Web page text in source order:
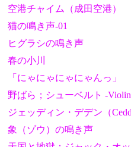
空港チャイム（成田空港）
猫の鳴き声-01
ヒグラシの鳴き声
春の小川
「にゃにゃにゃにゃんっ」
野ばら；シューベルト -Violin
ジェッディン・デデン（
象（ゾウ）の鳴き声